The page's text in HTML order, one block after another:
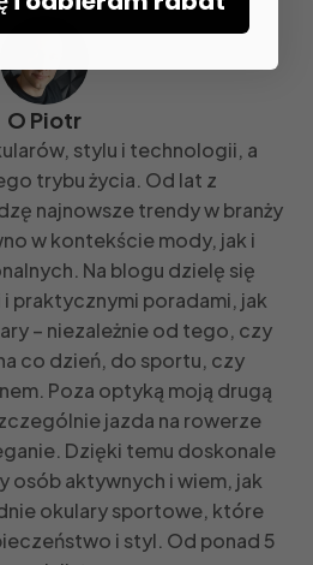
O Piotr
stylu i technologii, a
trybu życia. Od lat z
najnowsze trendy w branży
w kontekście mody, jak i
Na blogu dzielę się
praktycznymi poradami, jak
– niezależnie od tego, czy
co dzień, do sportu, czy
Poza optyką moją drugą
jazda na rowerze
Dzięki temu doskonale
osób aktywnych i wiem, jak
okulary sportowe, które
i styl. Od ponad 5